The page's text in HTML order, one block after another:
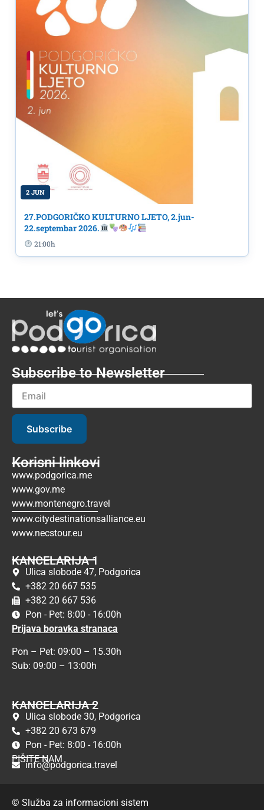
2 JUN
27.PODGORIČKO KULTURNO LJETO, 2.jun-
22.septembar 2026.
21:00h
Subscribe to Newsletter
Subscribe
Korisni linkovi
www.podgorica.me
www.gov.me
www.montenegro.travel
www.citydestinationsalliance.eu
www.necstour.eu
KANCELARIJA 1
Ulica slobode 47, Podgorica
+382 20 667 535
+382 20 667 536
Pon - Pet: 8:00 - 16:00h
Prijava boravka stranaca
Pon – Pet: 09:00 – 15.30h
Sub: 09:00 – 13:00h
KANCELARIJA 2
Ulica slobode 30, Podgorica
+382 20 673 679
Pon - Pet: 8:00 - 16:00h
PIŠITE NAM
info@podgorica.travel
© Služba za informacioni sistem